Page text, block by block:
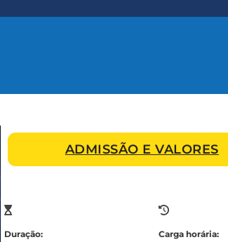
ADMISSÃO E VALORES
Duração:
Carga horária: